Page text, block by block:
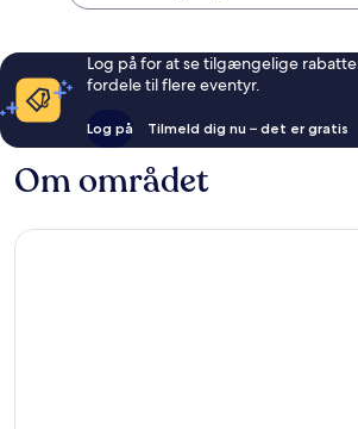
Log på for at se tilgængelige
fordele til flere eventyr.
Log på Tilmeld dig nu – det er gratis
Om området